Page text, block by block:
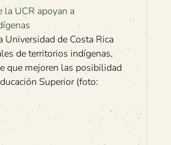
Universidad de Costa Rica
de territorios indígenas,
que mejoren las posibilidad
Superior (foto: